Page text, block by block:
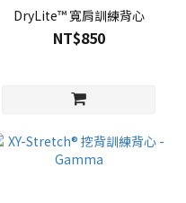
DryLite™ 寬肩訓練背心
NT$850